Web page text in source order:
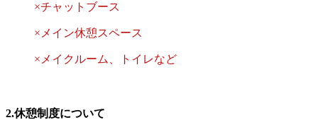
×チャットブース
×メイン休憩スペース
×メイクルーム、トイレなど
2.休憩制度について